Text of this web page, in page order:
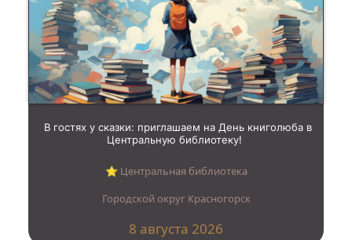
В гостях у сказки: приглашаем на День книголюба в
Центральную библиотеку!
⭐︎ Центральная библиотека
Городской округ Красногорск
8 августа 2026